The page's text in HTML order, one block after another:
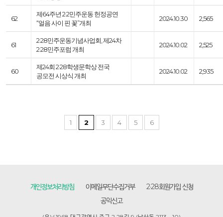
62
제64주년 2·2민주운동 헌정공연
“얼음 사이 핀 꽃”개최
2024.10.30 2,565
61
2·28민주운동기념사업회, 제24차
2·28민주포럼 개최
2024.10.02 2,525
60
제24회 2·28학생문학상 전국
공모전 시상식 개최
2024.10.02 2,935
1 2 3 4 5 6
개인정보처리방침 이메일무단수집거부
2·28회원가입 신청
공익신고